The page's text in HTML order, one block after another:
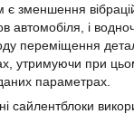
зменшення
автомобіля, і
переміщення
утримуючи при
параметрах.
сайлентблоки